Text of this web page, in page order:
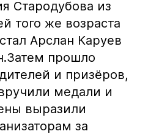
Стародубова из
того же возраста
Арслан Каруев
прошло
и призёров,
медали и
выразили
за